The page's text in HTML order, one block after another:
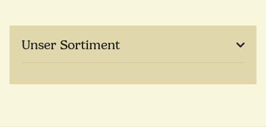
Unser Sortiment